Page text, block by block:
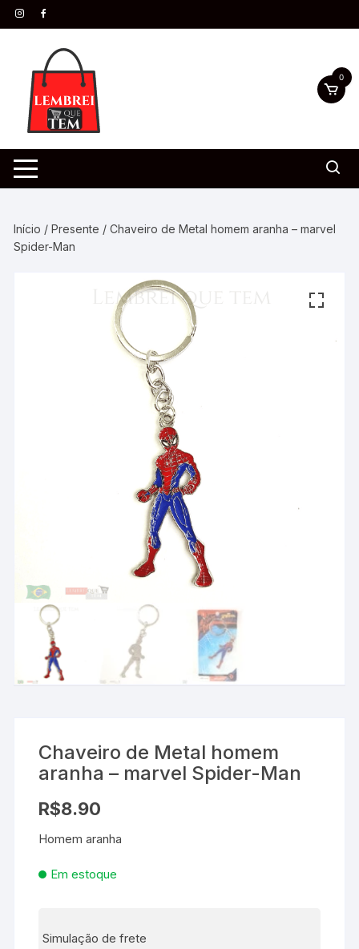
0
Início /Presente / Chaveiro de Metal homem aranha – marvel
Spider-Man
Chaveiro de Metal homem
aranha – marvel Spider-Man
R$8.90
Homem aranha
Em estoque
Simulação de frete